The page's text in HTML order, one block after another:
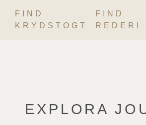
Skip
to
FIND
KRYDSTOGT
FIND
REDERI
EXPLORA